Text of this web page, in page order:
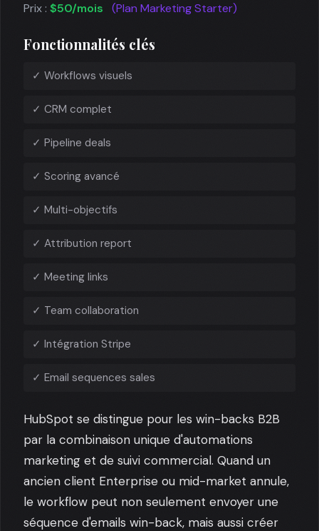
Prix : $50/mois (Plan Marketing Starter)
Fonctionnalités clés
✓ Workflows visuels
✓ CRM complet
✓ Pipeline deals
✓ Scoring avancé
✓ Multi-objectifs
✓ Attribution report
✓ Meeting links
✓ Team collaboration
✓ Intégration Stripe
✓ Email sequences sales
HubSpot se distingue pour les win-backs B2B
par la combinaison unique d'automations
marketing et de suivi commercial. Quand un
ancien client Enterprise ou mid-market annule,
le workflow peut non seulement envoyer une
séquence d'emails win-back, mais aussi créer